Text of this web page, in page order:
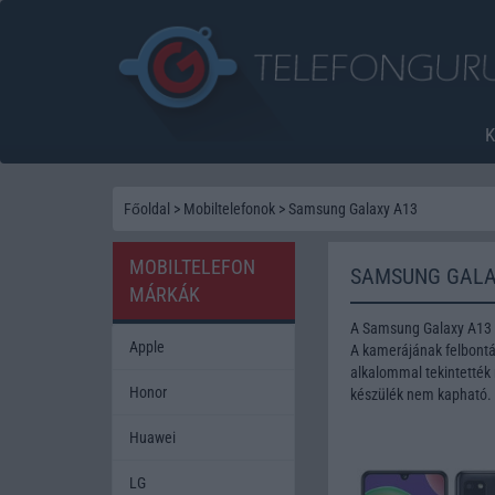
Főoldal > Mobiltelefonok > Samsung Galaxy A13
SAMSUNG
A Samsung Galaxy
A kamerájának
alkalommal tekintették
készülék nem kapható.
MOBILTELEFON
MÁRKÁK
Apple
Honor
Huawei
LG